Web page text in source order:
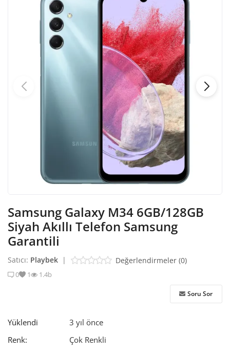
Samsung Galaxy M34 6GB/128GB
Siyah Akıllı Telefon Samsung
Garantili
Satıcı: Playbek | Değerlendirmeler (0)
0 1 1.4b
Soru Sor
Yüklendi
3 yıl önce
Renk:
Çok Renkli